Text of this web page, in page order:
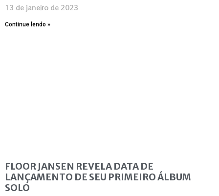
13 de janeiro de 2023
Continue lendo »
FLOOR JANSEN REVELA DATA DE
LANÇAMENTO DE SEU PRIMEIRO ÁLBUM
SOLO